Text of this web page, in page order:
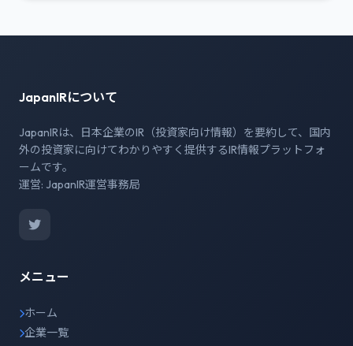
JapanIRについて
JapanIRは、日本企業のIR（投資家向け情報）を要約して、国内
外の投資家に向けてわかりやすく提供するIR情報プラットフォ
ームです。
運営: JapanIR運営事務局
メニュー
ホーム
企業一覧